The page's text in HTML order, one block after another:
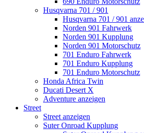
Husqvarna 701 / 901
Husqvarna 701 / 901
Norden 901 Fahrwerk
Norden 901 Kupplung
Norden 901 Motorschutz
701 Enduro Fahrwerk
701 Enduro Kupplung
701 Enduro Motorschutz
Honda Africa Twin
Ducati Desert X
Adventure anzeigen
Street
Street anzeigen
Suter Onroad Kupplung